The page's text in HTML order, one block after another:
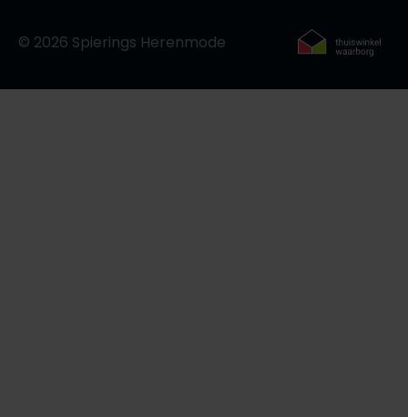
© 2026 Spierings Herenmode